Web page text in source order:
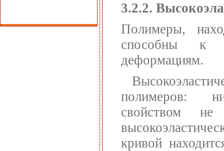
3.2.2.
Полимеры,
способны к
деформациям.
полимеров:
свойством не
кривой